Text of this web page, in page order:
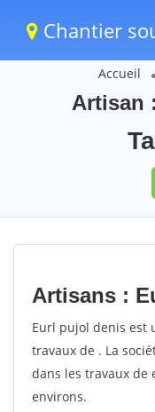
Chantier
Accueil
Artisan
Artisans :
Eurl pujol denis est
travaux de . La
dans les travaux de
environs.